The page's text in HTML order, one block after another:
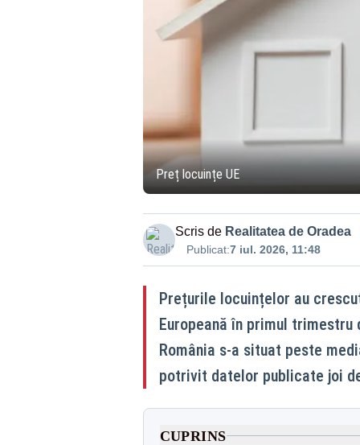
Preț locuințe UE
Scris de Realitatea de Oradea
Publicat:7 iul. 2026, 11:48
Prețurile locuințelor au
Europeană în primul
România s-a situat peste
potrivit datelor publicate joi
CUPRINS